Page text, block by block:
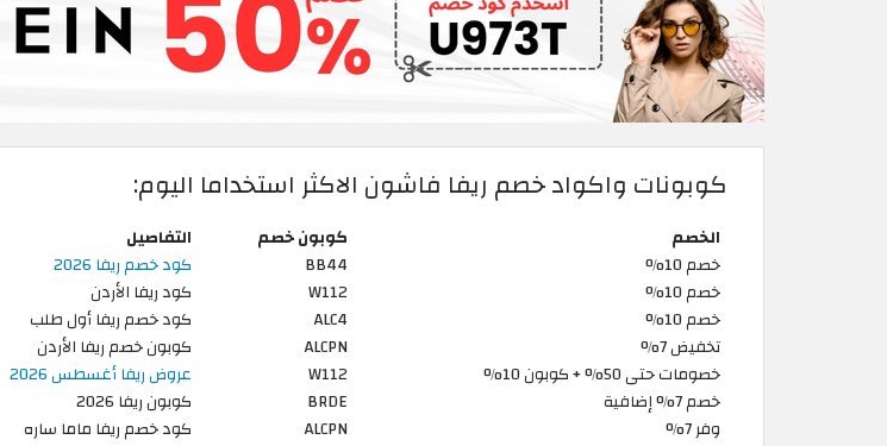
كوبونات واكواد خصم ريفا فاشون الاكثر استخداما اليوم:
الخصم كوبون خصم
التفاصيل
خصم 10%
BB44
كود خصم ريفا 2026
خصم 10%
W112
كود ريفا الأردن
خصم 10%
ALC4
كود خصم ريفا أول طلب
تخفيض 7%
ALCPN
كوبون خصم ريفا الأردن
خصومات حتى 50% + كوبون 10%
W112
عروض ريفا أغسطس 2026
خصم 7% إضافية
BRDE
كوبون ريفا 2026
وفر 7%
ALCPN كود خصم ريفا ماما ساره